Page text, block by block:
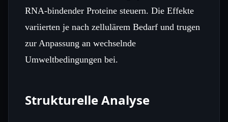
RNA‑bindender Proteine steuern. Die Effekte
variierten je nach zellulärem Bedarf und trugen
zur Anpassung an wechselnde
Umweltbedingungen bei.
Strukturelle Analyse